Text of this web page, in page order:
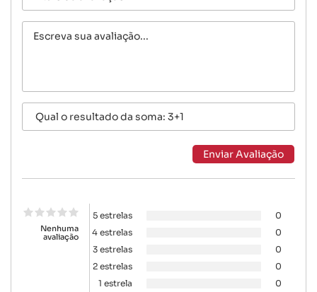
Nenhuma
avaliação
5 estrelas
0
4 estrelas
0
3 estrelas
0
2 estrelas
0
1 estrela
0